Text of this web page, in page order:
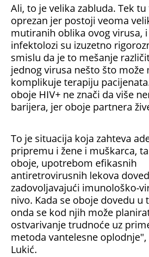
Ali, to je velika zabluda. Tek
oprezan jer postoji veoma
mutiranih oblika ovog virusa,
infektolozi su izuzetno
smislu da je to mešanje
jednog virusa nešto što može
komplikuje terapiju
oboje HIV+ ne znači da više
barijera, jer oboje partnera
To je situacija koja zahteva
pripremu i žene i muškarca,
oboje, upotrebom efikasnih
antiretrovirusnih lekova
zadovoljavajući imunološko-
nivo. Kada se oboje dovedu u
onda se kod njih može
ostvarivanje trudnoće uz
metoda vantelesne oplodnje",
Lukić.